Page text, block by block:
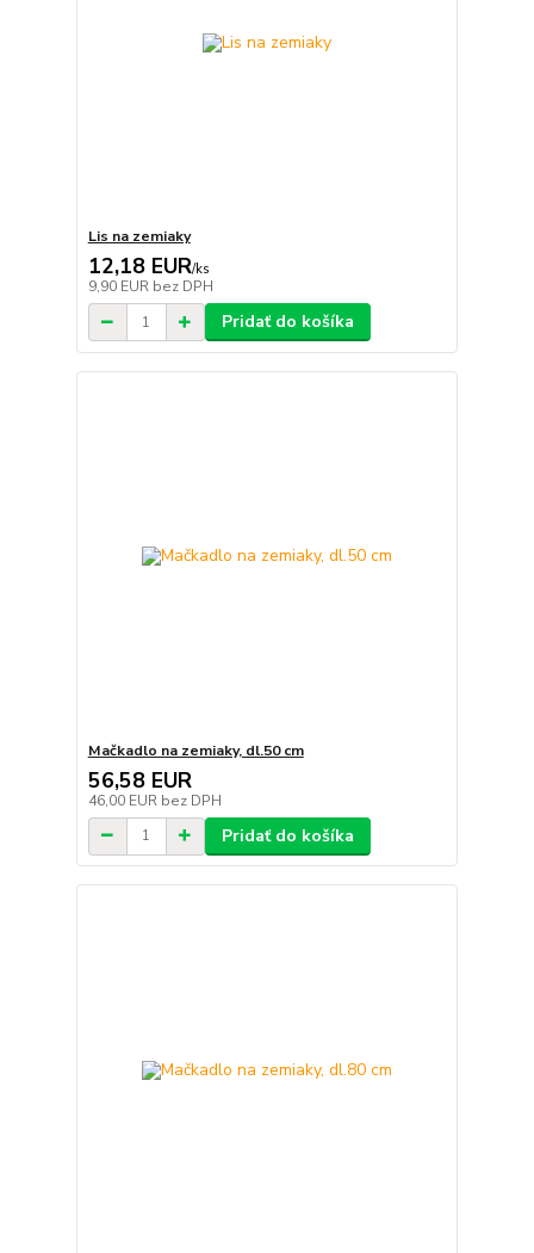
Lis na zemiaky
12,18 EUR/ks
9,90 EUR bez DPH
Pridať do košíka
Mačkadlo na zemiaky, dl.50 cm
56,58 EUR
46,00 EUR bez DPH
Pridať do košíka